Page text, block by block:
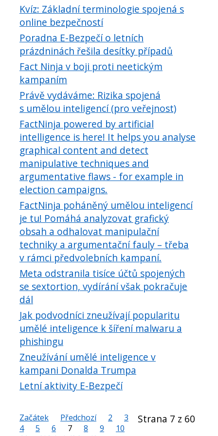
Kvíz: Základní terminologie spojená s
online bezpečností
Poradna E-Bezpečí o letních
prázdninách řešila desítky případů
Fact Ninja v boji proti neetickým
kampaním
Právě vydáváme: Rizika spojená
s umělou inteligencí (pro veřejnost)
FactNinja powered by artificial
intelligence is here! It helps you analyse
graphical content and detect
manipulative techniques and
argumentative flaws - for example in
election campaigns.
FactNinja poháněný umělou inteligencí
je tu! Pomáhá analyzovat grafický
obsah a odhalovat manipulační
techniky a argumentační fauly – třeba
v rámci předvolebních kampaní.
Meta odstranila tisíce účtů spojených
se sextortion, vydírání však pokračuje
dál
Jak podvodníci zneužívají popularitu
umělé inteligence k šíření malwaru a
phishingu
Zneužívání umělé inteligence v
kampani Donalda Trumpa
Letní aktivity E-Bezpečí
Strana 7 z 60
Začátek Předchozí 2
3
4
5 6 7 8 9
10